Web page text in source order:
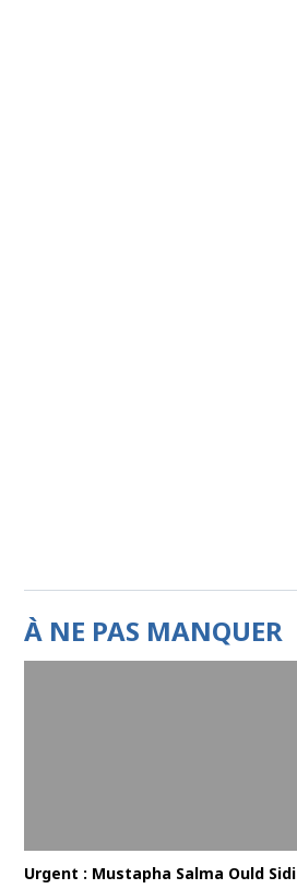
À NE PAS MANQUER
Urgent : Mustapha Salma Ould Sidi